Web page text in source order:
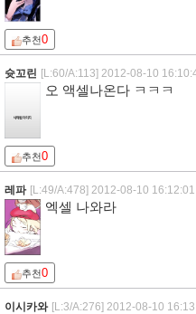
추천0
슛꼬린 [L:60/A:113] 2012-08-10
오 액셀나온다 ㅋㅋㅋ
추천0
레파 [L:49/A:478] 2012-08-10 16:12:01
엑셀 나와라
추천0
이시카와 [L:3/A:276] 2012-08-10